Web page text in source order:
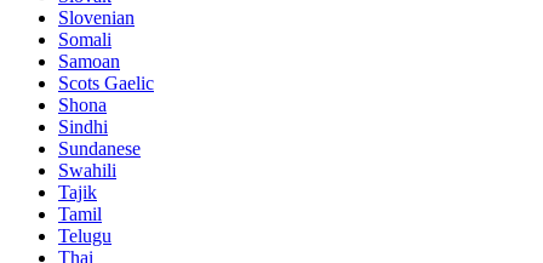
Slovenian
Somali
Samoan
Scots Gaelic
Shona
Sindhi
Sundanese
Swahili
Tajik
Tamil
Telugu
Thai